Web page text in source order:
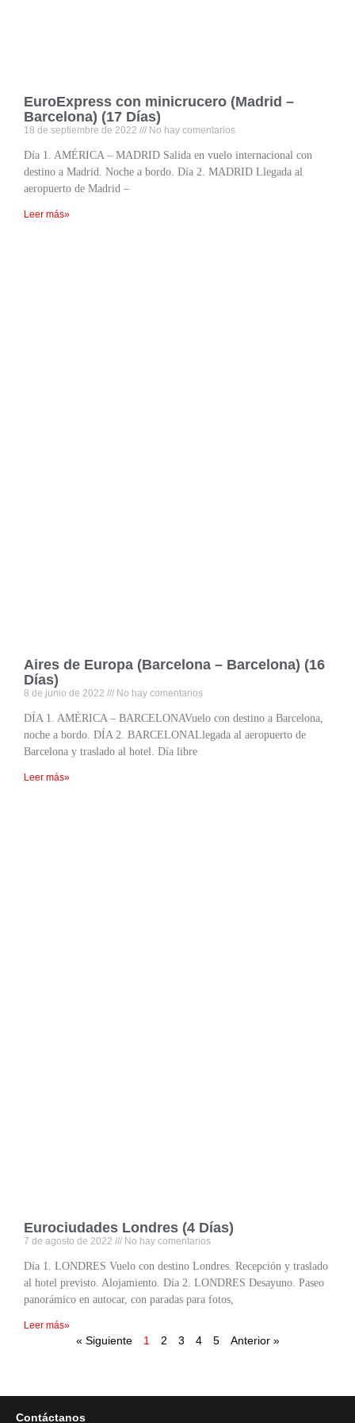
EuroExpress con minicrucero (Madrid –
Barcelona) (17 Días)
18 de septiembre de 2022 No hay comentarios
Día 1. AMÉRICA – MADRID Salida en vuelo internacional con
destino a Madrid. Noche a bordo. Día 2. MADRID Llegada al
aeropuerto de Madrid –
Leer más»
Aires de Europa (Barcelona – Barcelona) (16
Días)
8 de junio de 2022 No hay comentarios
DÍA 1. AMÉRICA – BARCELONAVuelo con destino a Barcelona,
noche a bordo. DÍA 2. BARCELONALlegada al aeropuerto de
Barcelona y traslado al hotel. Día libre
Leer más»
Eurociudades Londres (4 Días)
7 de agosto de 2022 No hay comentarios
Día 1. LONDRES Vuelo con destino Londres. Recepción y traslado
al hotel previsto. Alojamiento. Día 2. LONDRES Desayuno. Paseo
panorámico en autocar, con paradas para fotos,
Leer más»
« Siguiente 1 2 3 4 5 Anterior »
Contáctanos